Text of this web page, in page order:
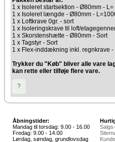
1 x Isoleret startsektion - Ø80mm -
1 x Isoleret længde - Ø80mm -
1 x Loftkrave 0gr. - sort
1 x Isoleringskrave til loft/
1 x Skorstenshætte - Ø80mm - Sort
1 x Tagstyr - Sort
1 x Flex-inddækning inkl. regnkrave -
Trykker du "Køb" bliver alle vare
kan rette eller tilføje flere vare.
?
Åbningstider:
Mandag til torsdag: 9.00 - 16.00
Fredag: 9.00 - 14.00
Lørdag, søndag, grundlovsdag